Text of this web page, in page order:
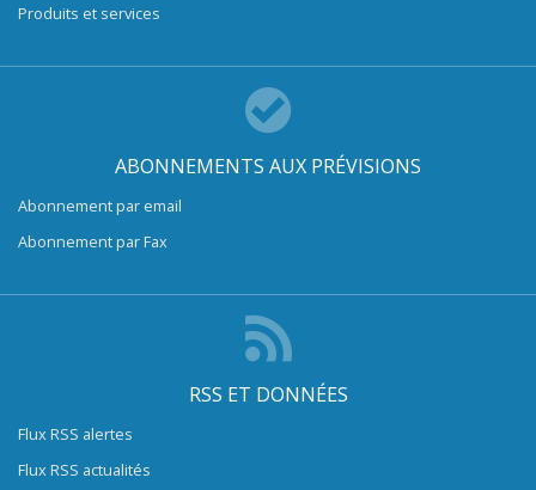
Produits et services
ABONNEMENTS AUX PRÉVISIONS
Abonnement par email
Abonnement par Fax
RSS ET DONNÉES
Flux RSS alertes
Flux RSS actualités